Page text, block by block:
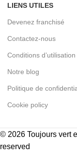
LIENS UTILES
Devenez franchisé
Contactez-nous
Conditions d’utilisation
Notre blog
Politique de
Cookie policy
© 2026 Toujours vert
reserved